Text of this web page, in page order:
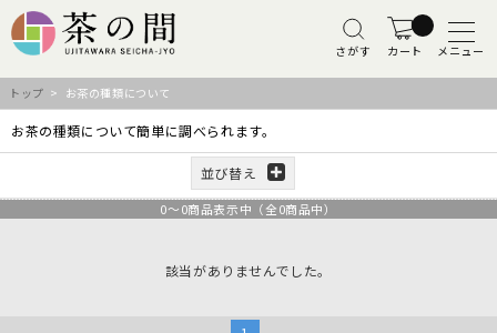
さがす カート メニュー
トップ > お茶の種類について
お茶の種類について簡単に調べられます。
並び替え
0～0商品表示中（全0商品中）
該当がありませんでした。